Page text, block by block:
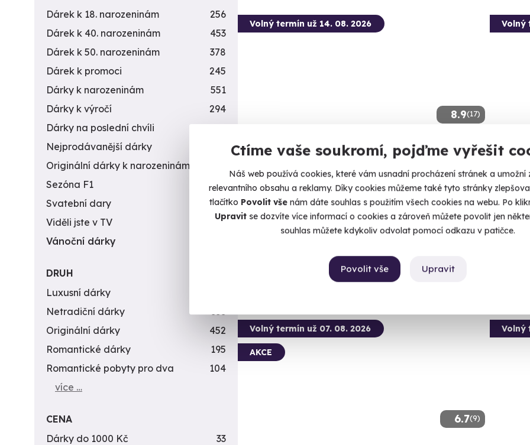
Ctíme vaše soukromí, pojďme vyřešit
Náš web používá cookies, které vám usnadní procházení stránek a umožní
relevantního obsahu a reklamy. Díky cookies můžeme také tyto stránky
tlačítko Povolit vše nám dáte souhlas s použitím všech cookies na webu. Po
Upravitse dozvíte více informací o cookies a zároveň můžete povolit jen
souhlas můžete kdykoliv odvolat pomocí odkazu v patičce.
Upravit
Povolit vše
8.9(17)
Volný termín už 14. 08. 2026
Zážitková střelba: Zbraně z online
Vyzkoušejte si naživo zbraně, které znáte z oblíbených
stříleček!
Dačice (okres Jindřichův Hradec)
(+ 28 dalších lokalit)
Volný
Vypálíte
(+
6.7(9)
Volný termín už 07. 08. 2026
AKCE
Volný
Dárek k 18. narozeninám
256
Dárek k 40. narozeninám
453
Dárek k 50. narozeninám
378
Dárek k promoci
245
Dárky k narozeninám
551
Dárky k výročí
294
Dárky na poslední chvíli
450
Nejprodávanější dárky
Originální dárky k narozeninám
Sezóna F1
4
Svatební dary
196
Viděli jste v TV
31
Vánoční dárky
DRUH
Luxusní dárky
Netradiční dárky
353
Originální dárky
452
Romantické dárky
195
Romantické pobyty pro dva
104
více …
CENA
Dárky do 1000 Kč
33